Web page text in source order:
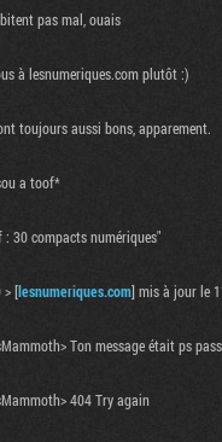
pas mal, ouais
à lesnumeriques.com plutôt :)
toujours aussi bons, apparement.
a toof*
: 30 compacts numériques"
> [lesnumeriques.com] mis à jour le
Ton message était ps
404 Try again